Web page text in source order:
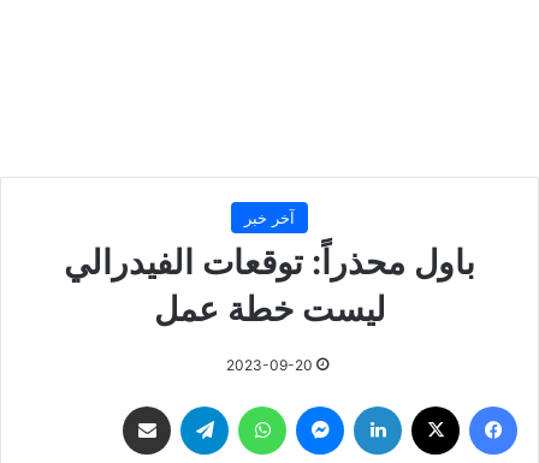
آخر خبر
باول محذراً: توقعات الفيدرالي
ليست خطة عمل
2023-09-20
فيسبوك لينكدإن ماسنجر واتساب تيلقرام